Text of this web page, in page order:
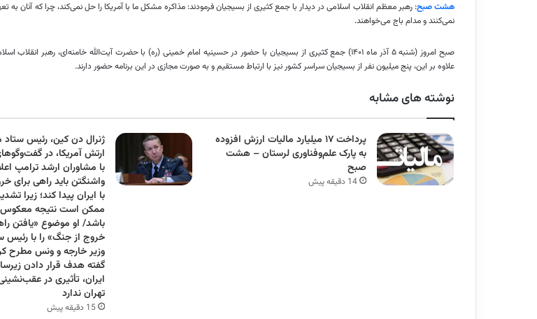
هشت صبح: رهبر معظم انقلاب اسلامی در دیدار با جمع کثیری از بسیجیان فرمودند: مذاکره مشکل ما با آمریکا را حل نمی‌کند، چرا که آنان
نمی‌کنند و مدام باج می‌خواهند.
صبح امروز (شنبه ۵ آذر ماه ۱۴۰۱) جمع کثیری از بسیجیان با حضور در حسینیه امام خمینی (ره) با حضرت آیت‌الله خامنه‌ای، رهبر انقلاب
علاوه بر این، پنج میلیون نفر از بسیجیان سراسر کشور نیز با ارتباط مستقیم و به صورت مجازی در این برنامه حضور دارند.
نوشته های مشابه
پرداخت ۱۷ میلیارد مالیات ارزش افزوده
به پارک علم‌وفناوری لرستان – هشت
صبح
14 دقیقه پیش
ژنرال دن کین، رئیس
ارتش آمریکا، در
با مشاوران ارشد ترامپ
واشنگتن باید راهی برای
با ایران پیدا کند؛ زیرا
ممکن است نتیجه معکوس
باشد/ او موضوع «یافتن
خروج از جنگ» را با رئیس
وزیر خارجه و ونس مطرح
گفته هدف قرار دادن
ایران، تأثیری در
تهران ندارد
15 دقیقه پیش